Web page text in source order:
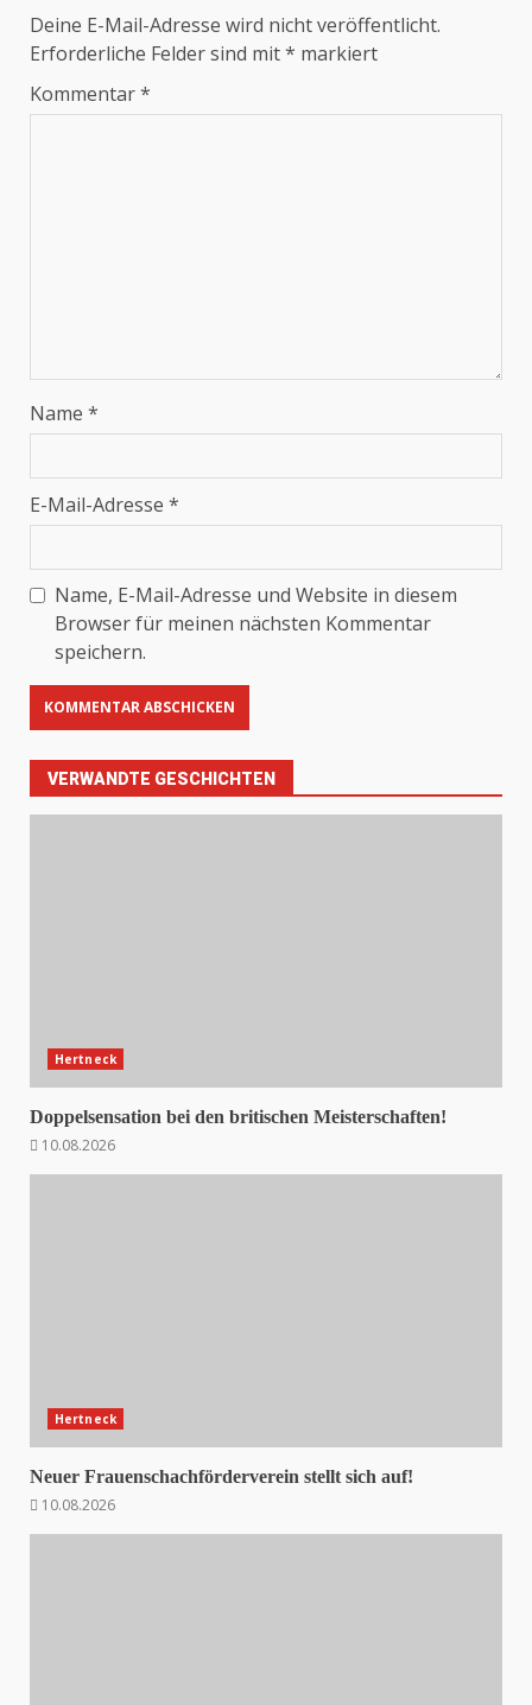
Deine E-Mail-Adresse wird nicht veröffentlicht.
Erforderliche Felder sind mit* markiert
Kommentar*
Name *
E-Mail-Adresse *
Name, E-Mail-Adresse und Website in diesem
Browser für meinen nächsten Kommentar
speichern.
VERWANDTE GESCHICHTEN
Hertneck
Doppelsensation bei den britischen Meisterschaften!
10.08.2026
Hertneck
Neuer Frauenschachförderverein stellt sich auf!
10.08.2026